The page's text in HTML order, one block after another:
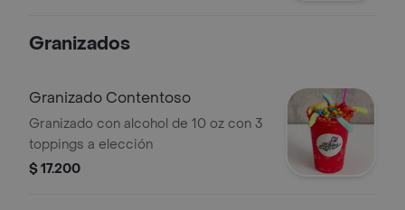
Granizados
Granizado Contentoso
Granizado con alcohol de 10 oz con 3
toppings a elección
$ 17.200